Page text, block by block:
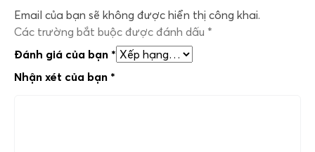
Email của bạn sẽ không được hiển thị công khai.
Các trường bắt buộc được đánh dấu *
Đánh giá của bạn *
Nhận xét của bạn *